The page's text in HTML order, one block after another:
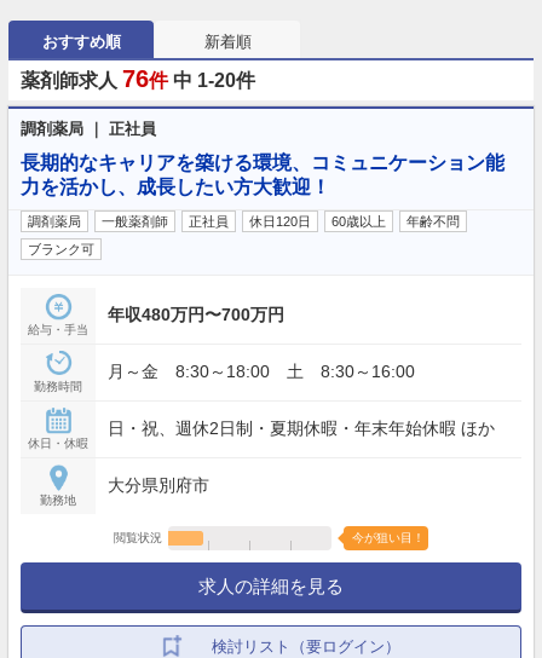
おすすめ順 新着順
薬剤師求人 76件 中 1-20件
調剤薬局 ｜ 正社員
長期的なキャリアを築ける環境、コミュニケーション能
力を活かし、成長したい方大歓迎！
調剤薬局 一般薬剤師 正社員 休日120日 60歳以上
年齢不問
ブランク可
給与・手当
年収480万円〜700万円
勤務時間
月～金 8:30～18:00 土 8:30～16:00
休日・休暇
日・祝、週休2日制・夏期休暇・年末年始休暇 ほか
勤務地
大分県別府市
閲覧状況 今が狙い目！
求人の詳細を見る
検討リスト（要ログイン）